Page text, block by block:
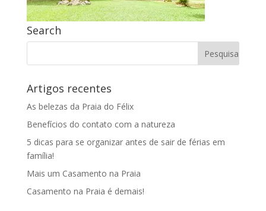
Search
Artigos recentes
As belezas da Praia do Félix
Benefícios do contato com a natureza
5 dicas para se organizar antes de sair de férias em
família!
Mais um Casamento na Praia
Casamento na Praia é demais!